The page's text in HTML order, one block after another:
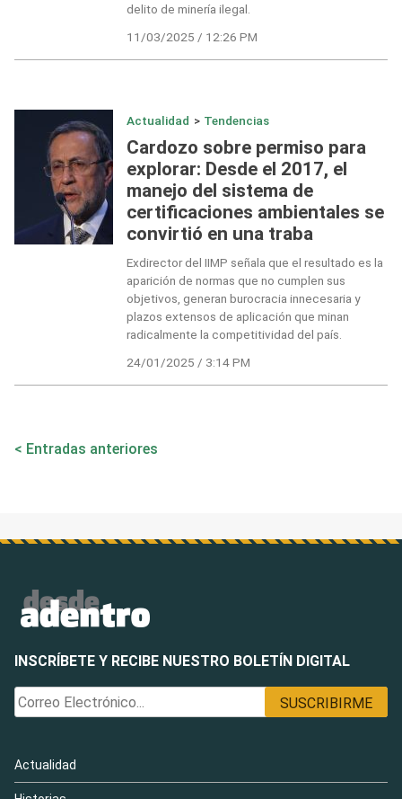
delito de minería ilegal.
11/03/2025 / 12:26 PM
Actualidad > Tendencias
Cardozo sobre permiso para
explorar: Desde el 2017, el
manejo del sistema de
certificaciones ambientales se
convirtió en una traba
Exdirector del IIMP señala que el resultado es la
aparición de normas que no cumplen sus
objetivos, generan burocracia innecesaria y
plazos extensos de aplicación que minan
radicalmente la competitividad del país.
24/01/2025 / 3:14 PM
Navegación
Entradas anteriores
INSCRÍBETE Y RECIBE NUESTRO BOLETÍN DIGITAL
Actualidad